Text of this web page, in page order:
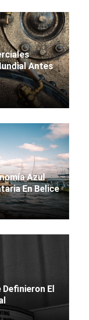
Antes
Azul
En Belice
Definieron El